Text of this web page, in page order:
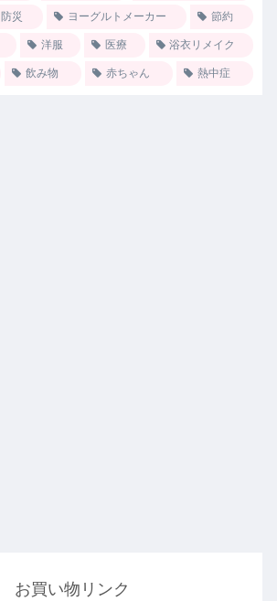
防災 ヨーグルトメーカー 節約
洋服 医療 浴衣リメイク
飲み物 赤ちゃん 熱中症
お買い物リンク